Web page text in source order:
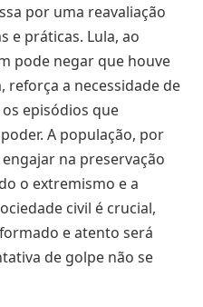
por uma reavaliação
e práticas. Lula, ao
pode negar que houve
reforça a necessidade de
episódios que
A população, por
na preservação
o extremismo e a
civil é crucial,
e atento será
de golpe não se